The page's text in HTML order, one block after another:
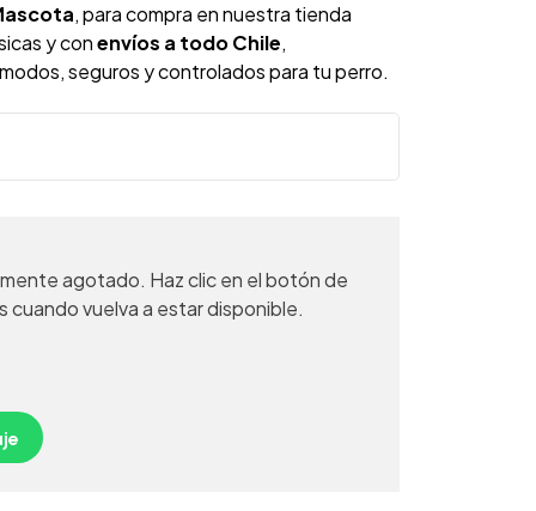
, para compra en nuestra tienda
y conenvíos a todo Chile,
seguros y controlados para tu perro.
agotado. Haz clic en el botón de
cuando vuelva a estar disponible.